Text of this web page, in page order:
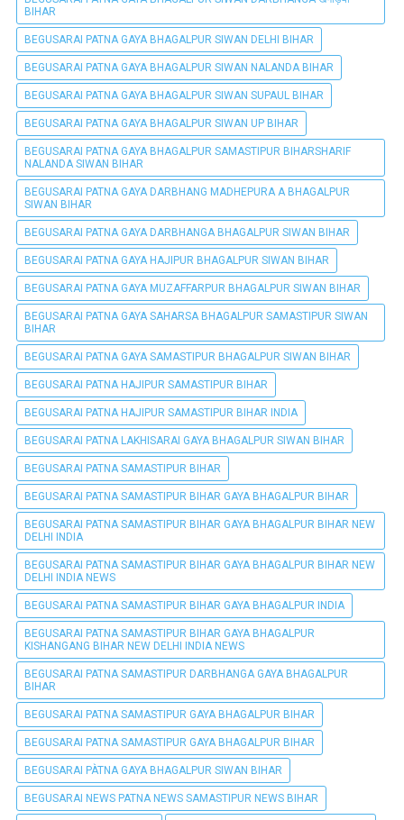
BIHAR
BEGUSARAI PATNA GAYA BHAGALPUR SIWAN DELHI BIHAR
BEGUSARAI PATNA GAYA BHAGALPUR SIWAN NALANDA BIHAR
BEGUSARAI PATNA GAYA BHAGALPUR SIWAN SUPAUL BIHAR
BEGUSARAI PATNA GAYA BHAGALPUR SIWAN UP BIHAR
BEGUSARAI PATNA GAYA BHAGALPUR SAMASTIPUR BIHARSHARIF
NALANDA SIWAN BIHAR
BEGUSARAI PATNA GAYA DARBHANG MADHEPURA A BHAGALPUR
SIWAN BIHAR
BEGUSARAI PATNA GAYA DARBHANGA BHAGALPUR SIWAN BIHAR
BEGUSARAI PATNA GAYA HAJIPUR BHAGALPUR SIWAN BIHAR
BEGUSARAI PATNA GAYA MUZAFFARPUR BHAGALPUR SIWAN BIHAR
BEGUSARAI PATNA GAYA SAHARSA BHAGALPUR SAMASTIPUR SIWAN
BIHAR
BEGUSARAI PATNA GAYA SAMASTIPUR BHAGALPUR SIWAN BIHAR
BEGUSARAI PATNA HAJIPUR SAMASTIPUR BIHAR
BEGUSARAI PATNA HAJIPUR SAMASTIPUR BIHAR INDIA
BEGUSARAI PATNA LAKHISARAI GAYA BHAGALPUR SIWAN BIHAR
BEGUSARAI PATNA SAMASTIPUR BIHAR
BEGUSARAI PATNA SAMASTIPUR BIHAR GAYA BHAGALPUR BIHAR
BEGUSARAI PATNA SAMASTIPUR BIHAR GAYA BHAGALPUR BIHAR NEW
DELHI INDIA
BEGUSARAI PATNA SAMASTIPUR BIHAR GAYA BHAGALPUR BIHAR NEW
DELHI INDIA NEWS
BEGUSARAI PATNA SAMASTIPUR BIHAR GAYA BHAGALPUR INDIA
BEGUSARAI PATNA SAMASTIPUR BIHAR GAYA BHAGALPUR
KISHANGANG BIHAR NEW DELHI INDIA NEWS
BEGUSARAI PATNA SAMASTIPUR DARBHANGA GAYA BHAGALPUR
BIHAR
BEGUSARAI PATNA SAMASTIPUR GAYA BHAGALPUR BIHAR
BEGUSARAI PATNA SAMASTIPUR GAYA BHAGALPUR BIHAR
BEGUSARAI PÀTNA GAYA BHAGALPUR SIWAN BIHAR
BEGUSARAI NEWS PATNA NEWS SAMASTIPUR NEWS BIHAR